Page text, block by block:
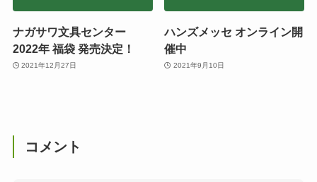
ナガサワ文具センター
2022年 福袋 発売決定！
2021年12月27日
ハンズメッセ オンライン開
催中
2021年9月10日
コメント